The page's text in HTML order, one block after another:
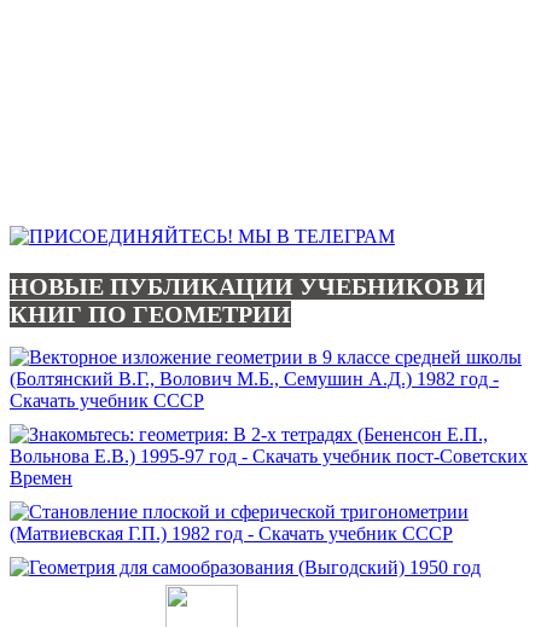
НОВЫЕ ПУБЛИКАЦИИ УЧЕБНИКОВ И
КНИГ ПО ГЕОМЕТРИИ